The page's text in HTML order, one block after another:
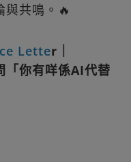
共鳴。🔥
Letter｜
「你有咩係AI代替